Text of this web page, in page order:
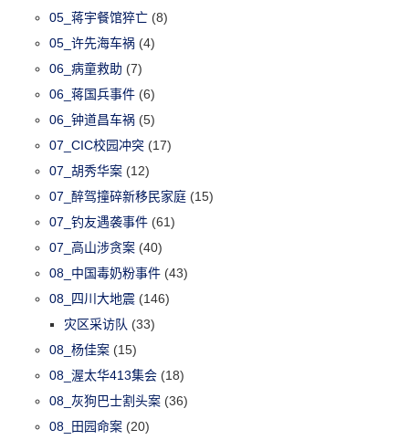
05_蒋宇餐馆猝亡 (8)
05_许先海车祸 (4)
06_病童救助 (7)
06_蒋国兵事件 (6)
06_钟道昌车祸 (5)
07_CIC校园冲突 (17)
07_胡秀华案 (12)
07_醉驾撞碎新移民家庭 (15)
07_钓友遇袭事件 (61)
07_高山涉贪案 (40)
08_中国毒奶粉事件 (43)
08_四川大地震 (146)
灾区采访队 (33)
08_杨佳案 (15)
08_渥太华413集会 (18)
08_灰狗巴士割头案 (36)
08_田园命案 (20)